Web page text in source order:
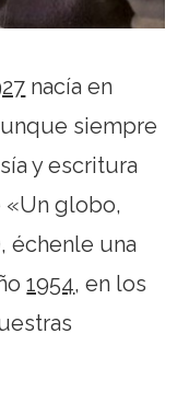
nacía en
siempre
y escritura
«Un globo,
échenle una
1954, en los